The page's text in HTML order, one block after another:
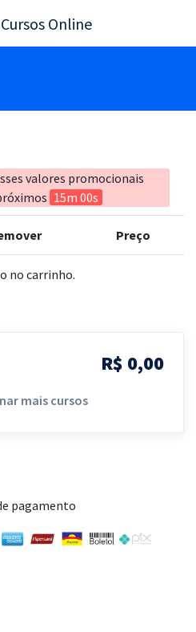
valores promocionais
15m 00s
Preço
no carrinho.
R$ 0,00
mais cursos
pagamento